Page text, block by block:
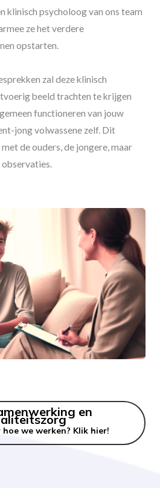
klinisch psycholoog van ons team
ze het verdere
opstarten.
zal deze klinisch
beeld trachten te krijgen
functioneren van jouw
jong volwassene zelf. Dit
de ouders, de jongere, maar
en
we werken? Klik hier!